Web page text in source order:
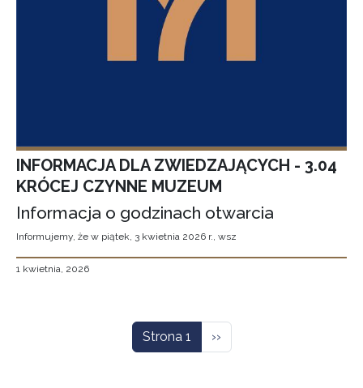
INFORMACJA DLA ZWIEDZAJĄCYCH - 3.04
KRÓCEJ CZYNNE MUZEUM
Informacja o godzinach otwarcia
Informujemy, że w piątek, 3 kwietnia 2026 r., wsz
1 kwietnia, 2026
Strona 1 Następna strona
››